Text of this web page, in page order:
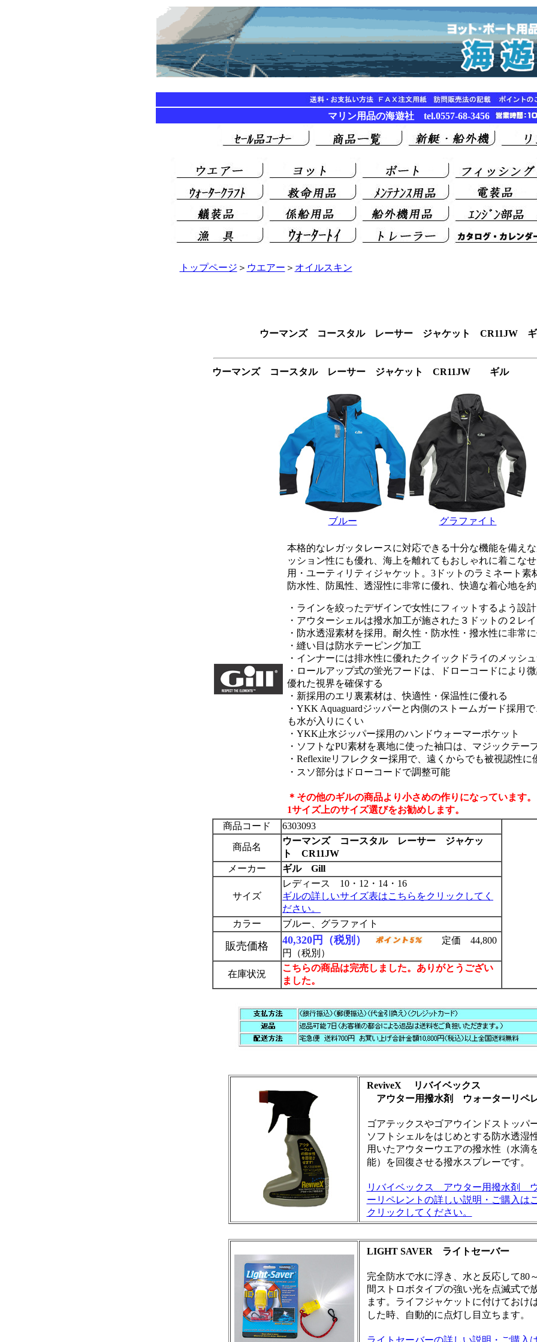
マリン用品の海遊社 tel.0557-68-3456
トップページ ＞ ウエアー ＞ オイルスキン
ウーマンズ コースタル レーサー ジャケット CR11JW
ウーマンズ コースタル レーサー ジャケット CR11JW ギル
ブルー グラファイト
本格的なレガッタレースに対応できる十分な機能を備え
ッション性にも優れ、海上を離れてもおしゃれに着こな
用・ユーティリティジャケット。3ドットのラミネート素
防水性、防風性、透湿性に非常に優れ、快適な着心地を
・ラインを絞ったデザインで女性にフィットするよう設計
・アウターシェルは撥水加工が施された３ドットの２レ
・防水透湿素材を採用。耐久性・防水性・撥水性に非常
・縫い目は防水テーピング加工
・インナーには排水性に優れたクイックドライのメッシ
・ロールアップ式の蛍光フードは、ドローコードにより
優れた視界を確保する
・新採用のエリ裏素材は、快適性・保温性に優れる
・YKK Aquaguardジッパーと内側のストームガード採用
も水が入りにくい
・YKK止水ジッパー採用のハンドウォーマーポケット
・ソフトなPU素材を裏地に使った袖口は、マジックテー
・Reflexiteリフレクター採用で、遠くからでも被視認性に
・スソ部分はドローコードで調整可能
＊その他のギルの商品より小さめの作りになっています。
1サイズ上のサイズ選びをお勧めします。
商品コード
6303093
商品名
ウーマンズ コースタル レーサー ジャケッ
ト CR11JW
メーカー
ギル Gill
サイズ
レディース 10・12・14・16
ギルの詳しいサイズ表はこちらをクリックしてく
ださい。
カラー
ブルー、グラファイト
販売価格 40,320円（税別）
定価 44,800
円（税別）
在庫状況
こちらの商品は完売しました。ありがとうござい
ました。
ReviveX リバイベックス
アウター用撥水剤
ウォーターリペ
ゴアテックスやゴアウインドストッパ
ソフトシェルをはじめとする防水透湿
用いたアウターウエアの撥水性（水滴
能）を回復させる撥水スプレーです。
リバイベックス アウター用撥水剤
ーリペレントの詳しい説明・ご購入は
クリックしてください。
LIGHT SAVER ライトセーバー
完全防水で水に浮き、水と反応して80
間ストロボタイプの強い光を点滅式で
ます。ライフジャケットに付けておけ
した時、自動的に点灯し目立ちます。
ライトセーバーの詳しい説明・ご購入